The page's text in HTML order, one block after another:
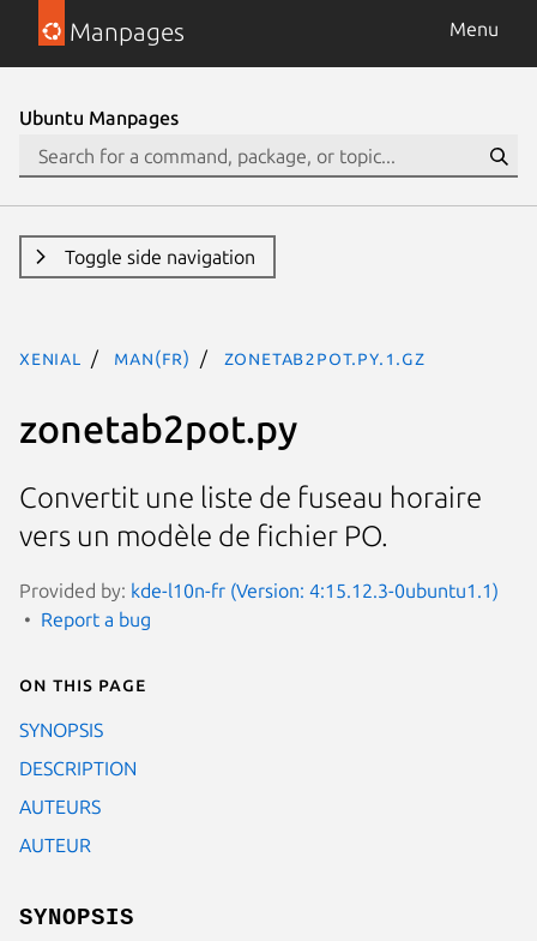
Manpages Menu
Ubuntu Manpages
Toggle side navigation
xenial man(fr) zonetab2pot.py.1.gz
zonetab2pot.py
Convertit une liste de fuseau horaire
vers un modèle de fichier PO.
Provided by: kde-l10n-fr (Version: 4:15.12.3-0ubuntu1.1)
Report a bug
On this page
SYNOPSIS
DESCRIPTION
AUTEURS
AUTEUR
SYNOPSIS